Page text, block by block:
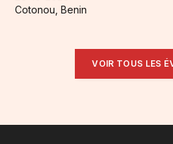
Cotonou, Benin
VOIR TOUS LES